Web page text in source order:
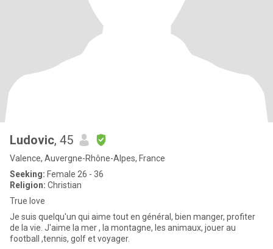
Ludovic, 45
Valence, Auvergne-Rhône-Alpes, France
Seeking: Female 26 - 36
Religion: Christian
True love
Je suis quelqu'un qui aime tout en général, bien manger, profiter
de la vie. J'aime la mer , la montagne, les animaux, jouer au
football ,tennis, golf et voyager.